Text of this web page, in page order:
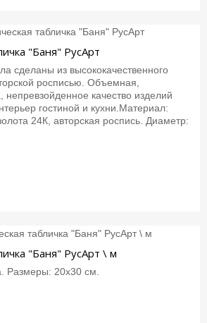
"Баня" РусАрт
сделаны из высококачественного
росписью. Объемная,
непревзойденное качество изделий
гостиной и кухни.Материал:
24К, авторская роспись. Диаметр:
"Баня" РусАрт \ м
Размеры: 20х30 см.